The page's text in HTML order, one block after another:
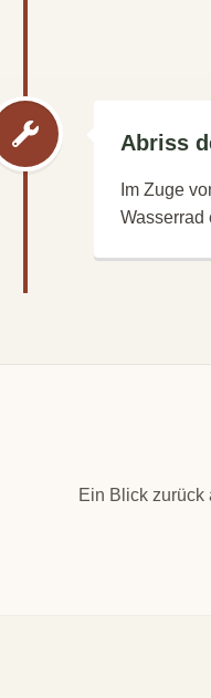
Abriss
Im Zuge
Wasserrad
Ein Blick zurück